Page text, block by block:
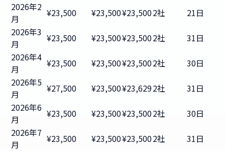
2026年2
月
¥23,500 ¥23,500¥23,5002社
21日
2026年3
月
¥23,500 ¥23,500¥23,5002社
31日
2026年4
月
¥23,500 ¥23,500¥23,5002社
30日
2026年5
月
¥27,500 ¥23,500¥23,6292社
31日
2026年6
月
¥23,500 ¥23,500¥23,5002社
30日
2026年7
月
¥23,500 ¥23,500¥23,5002社
31日